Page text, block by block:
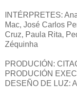
INTÉRPRETES:
Mac, José Carlos
Cruz, Paula Rita,
Zéquinha
PRODUCIÓN:
PRODUCIÓN
DESEÑO DE LUZ: